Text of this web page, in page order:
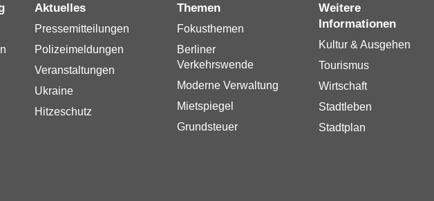
Aktuelles
Pressemitteilungen
Polizeimeldungen
Veranstaltungen
Ukraine
Hitzeschutz
Themen
Fokusthemen
Berliner
Verkehrswende
Moderne Verwaltung
Mietspiegel
Grundsteuer
Weitere
Informationen
Kultur & Ausgehen
Tourismus
Wirtschaft
Stadtleben
Stadtplan